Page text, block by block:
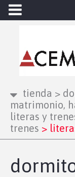
tienda >
matrimonio,
literas y
trenes >